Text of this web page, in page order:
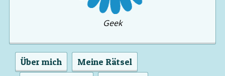
Geek
Über mich
Meine Rätsel